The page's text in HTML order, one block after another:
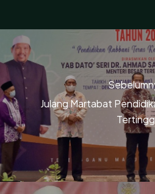
Julang Martabat